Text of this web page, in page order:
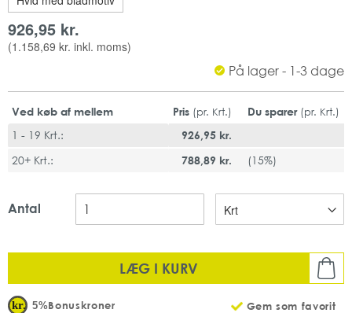
hvilket er det perfekte valg, hvis du ønsker at fremhæve din
miljøprofil.
Farve: Natur
Giver dine gæster den bedste oplevelse
Mål: 21,3 x 16,6 (cm)
Mængde: 8 pk x 5x200 stk pr. karton
FSC-godkendt
926,95 kr.
(1.158,69 kr. inkl. moms)
På lager - 1-3 dage
Ved køb af mellem Pris (pr. Krt.) Du sparer (pr. Krt.)
1 - 19 Krt.:
926,95 kr.
20+ Krt.:
788,89 kr. (15%)
Antal
LÆG I KURV
Gem som favorit
5%Bonuskroner